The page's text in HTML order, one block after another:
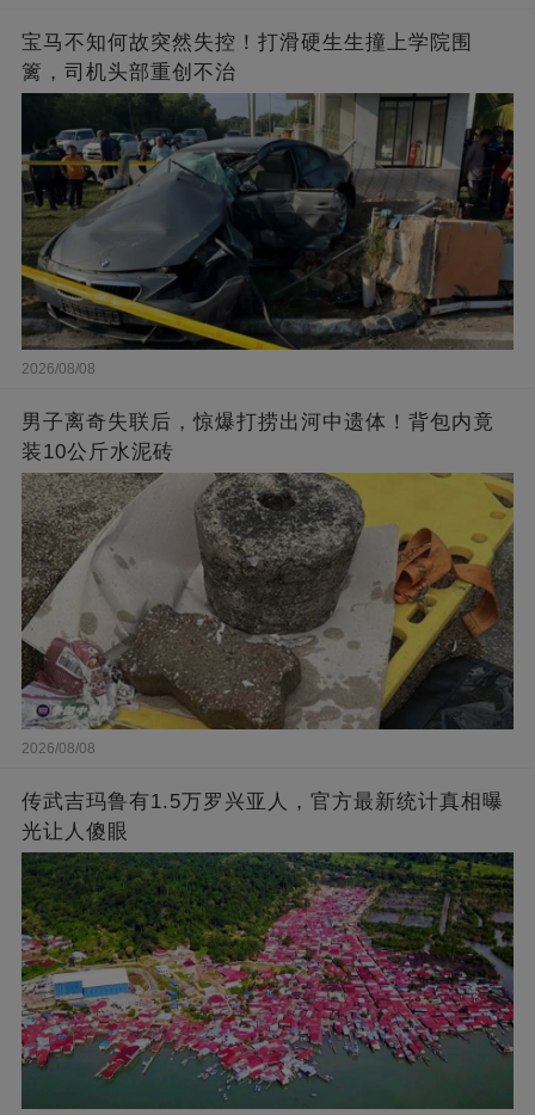
宝马不知何故突然失控！打滑硬生生撞上学院围
篱，司机头部重创不治
2026/08/08
男子离奇失联后，惊爆打捞出河中遗体！背包内竟
装10公斤水泥砖
2026/08/08
传武吉玛鲁有1.5万罗兴亚人，官方最新统计真相曝
光让人傻眼